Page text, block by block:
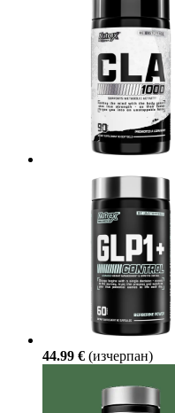
44.99 € (изчерпан)